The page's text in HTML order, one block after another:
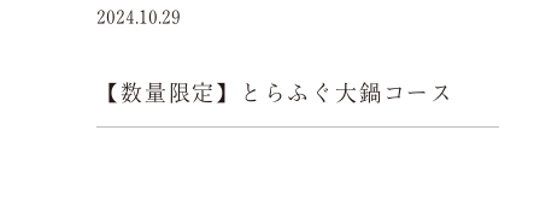
名様
慶事/法事
2024.10.29
【数量限定】とらふぐ大鍋コース